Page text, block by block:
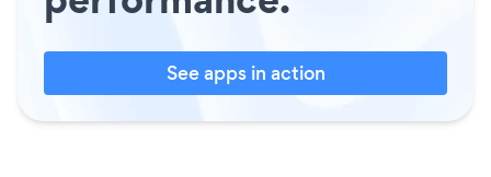
See apps in action